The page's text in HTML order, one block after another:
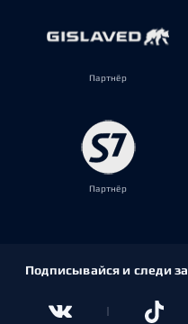
Партнёр
Партнёр
Подписывайся и следи